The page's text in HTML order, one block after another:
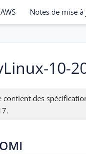
Notes de mise
10-
contient des